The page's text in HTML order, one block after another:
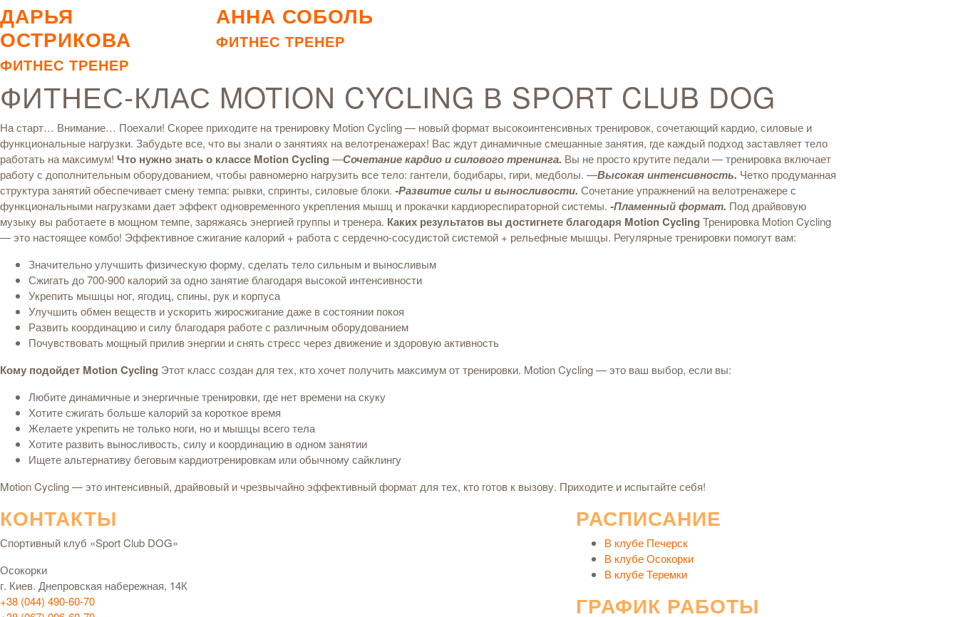
ДАРЬЯ
ОСТРИКОВА
ФИТНЕС ТРЕНЕР
АННА СОБОЛЬ
ФИТНЕС ТРЕНЕР
ФИТНЕС-КЛАС MOTION CYCLING В SPORT CLUB DOG
На старт… Внимание… Поехали! Скорее приходите на тренировку Motion Cycling — новый формат высокоинтенсивных тренировок, сочетающий кардио, силовые и
функциональные нагрузки. Забудьте все, что вы знали о занятиях на велотренажерах! Вас ждут динамичные смешанные занятия, где каждый подход заставляет тело
работать на максимум! Что нужно знать о классе Motion Cycling —Сочетание кардио и силового тренинга. Вы не просто крутите педали — тренировка включает
работу с дополнительным оборудованием, чтобы равномерно нагрузить все тело: гантели, бодибары, гири, медболы. —Высокая интенсивность. Четко продуманная
структура занятий обеспечивает смену темпа: рывки, спринты, силовые блоки. -Развитие силы и выносливости. Сочетание упражнений на велотренажере с
функциональными нагрузками дает эффект одновременного укрепления мышц и прокачки кардиореспираторной системы. -Пламенный формат. Под драйвовую
музыку вы работаете в мощном темпе, заряжаясь энергией группы и тренера. Каких результатов вы достигнете благодаря Motion Cycling Тренировка Motion Cycling
— это настоящее комбо! Эффективное сжигание калорий + работа с сердечно-сосудистой системой + рельефные мышцы. Регулярные тренировки помогут вам:
Значительно улучшить физическую форму, сделать тело сильным и выносливым
Сжигать до 700-900 калорий за одно занятие благодаря высокой интенсивности
Укрепить мышцы ног, ягодиц, спины, рук и корпуса
Улучшить обмен веществ и ускорить жиросжигание даже в состоянии покоя
Развить координацию и силу благодаря работе с различным оборудованием
Почувствовать мощный прилив энергии и снять стресс через движение и здоровую активность
Кому подойдет Motion Cycling Этот класс создан для тех, кто хочет получить максимум от тренировки. Motion Cycling — это ваш выбор, если вы:
Любите динамичные и энергичные тренировки, где нет времени на скуку
Хотите сжигать больше калорий за короткое время
Желаете укрепить не только ноги, но и мышцы всего тела
Хотите развить выносливость, силу и координацию в одном занятии
Ищете альтернативу беговым кардиотренировкам или обычному сайклингу
Motion Cycling — это интенсивный, драйвовый и чрезвычайно эффективный формат для тех, кто готов к вызову. Приходите и испытайте себя!
КОНТАКТЫ
Спортивный клуб «Sport Club DOG»
Осокорки
г. Киев. Днепровская набережная, 14К
+38 (044) 490-60-70
РАСПИСАНИЕ
В клубе Печерск
В клубе Осокорки
В клубе Теремки
ГРАФИК РАБОТЫ